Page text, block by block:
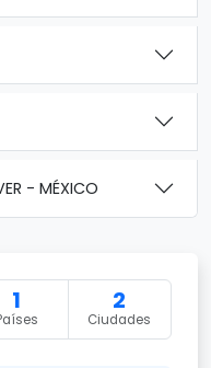
- MÉXICO
1 2
Ciudades